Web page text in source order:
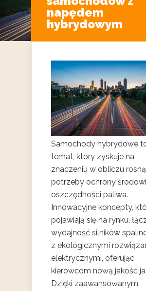
napędem
hybrydowym
Samochody hybrydowe
temat, który zyskuje na
znaczeniu w obliczu
potrzeby ochrony
oszczędności paliwa.
Innowacyjne koncepty,
pojawiają się na rynku,
wydajność silników
z ekologicznymi
elektrycznymi, oferując
kierowcom nową jakość
Dzięki zaawansowanym